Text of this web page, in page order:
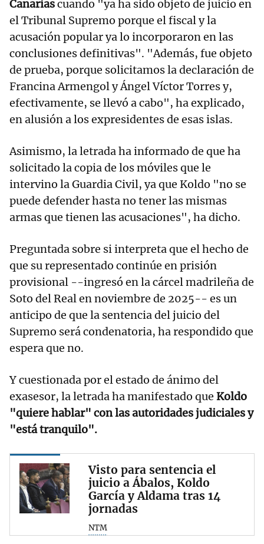
Canariascuando "ya ha sido objeto de juicio en
el Tribunal Supremo porque el fiscal y la
acusación popular ya lo incorporaron en las
conclusiones definitivas". "Además, fue objeto
de prueba, porque solicitamos la declaración de
Francina Armengol y Ángel Víctor Torres y,
efectivamente, se llevó a cabo", ha explicado,
en alusión a los expresidentes de esas islas.
Asimismo, la letrada ha informado de que ha
solicitado la copia de los móviles que le
intervino la Guardia Civil, ya que Koldo "no se
puede defender hasta no tener las mismas
armas que tienen las acusaciones", ha dicho.
Preguntada sobre si interpreta que el hecho de
que su representado continúe en prisión
provisional --ingresó en la cárcel madrileña de
Soto del Real en noviembre de 2025-- es un
anticipo de que la sentencia del juicio del
Supremo será condenatoria, ha respondido que
espera que no.
Y cuestionada por el estado de ánimo del
exasesor, la letrada ha manifestado que Koldo
"quiere hablar" con las autoridades judiciales y
"está tranquilo".
Visto para sentencia el
juicio a Ábalos, Koldo
García y Aldama tras 14
jornadas
NTM